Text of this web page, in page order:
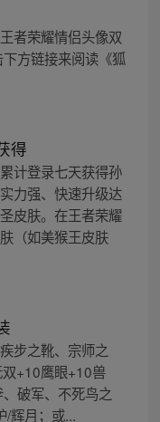
者荣耀情侣头像双
方链接来阅读《狐
得
计登录七天获得孙
力强、快速升级达
皮肤。在王者荣耀
（如美猴王皮肤
步之靴、宗师之
+10鹰眼+10兽
破军、不死鸟之
/辉月；或...